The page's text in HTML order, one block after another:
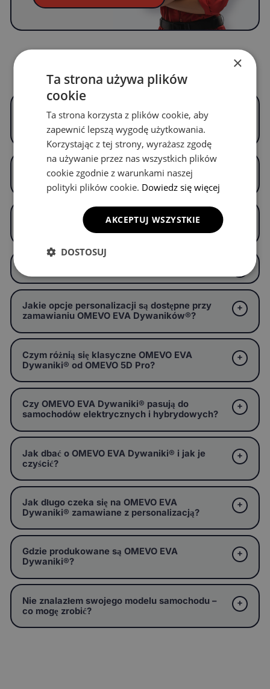
Częste pytania
Czym są OMEVO EVA Dywaniki® i czym
różnią się od zwykłych dywaników
samochodowych?
Z czego wykonane są OMEVO EVA
Dywaniki® i czy materiał jest bezpieczny?
Jak bardzo OMEVO EVA Dywaniki® są
dopasowane do mojego samochodu?
Jakie opcje personalizacji są dostępne przy
zamawianiu OMEVO EVA Dywaników®?
Czym różnią się klasyczne OMEVO EVA
Dywaniki® od OMEVO 5D Pro?
Czy OMEVO EVA Dywaniki® pasują do
samochodów elektrycznych i hybrydowych?
Jak dbać o OMEVO EVA Dywaniki® i jak je
czyścić?
Jak długo czeka się na OMEVO EVA
Dywaniki® zamawiane z personalizacją?
Gdzie produkowane są OMEVO EVA
Dywaniki®?
Nie znalazłem swojego modelu samochodu –
co mogę zrobić?
×
Ta strona używa plików
cookie
Ta strona korzysta z plików cookie, aby
zapewnić lepszą wygodę użytkowania.
Korzystając z tej strony, wyrażasz zgodę
na używanie przez nas wszystkich plików
cookie zgodnie z warunkami naszej
polityki plików cookie. Dowiedz się więcej
AKCEPTUJ WSZYSTKIE
DOSTOSUJ